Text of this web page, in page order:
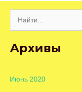
Архивы
Июнь 2020